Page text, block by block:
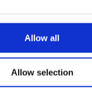
Allow all
Allow selection